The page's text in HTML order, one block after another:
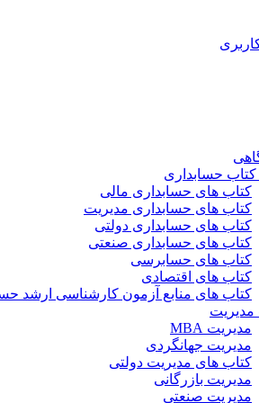
کتاب حسابداری
کتاب های حسابداری مالی
کتاب های حسابداری مدیریت
کتاب های حسابداری دولتی
کتاب های حسابداری صنعتی
کتاب های حسابرسی
کتاب های اقتصادی
کتاب های منابع آزمون کارشناسی ارشد
مدیریت
مدیریت MBA
مدیریت جهانگردی
کتاب های مدیریت دولتی
مدیریت بازرگانی
مدیریت صنعتی